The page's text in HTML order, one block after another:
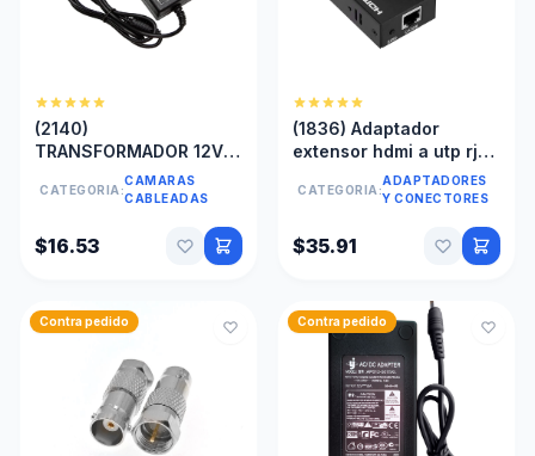
(2140)
TRANSFORMADOR 12V
6A CAMARA SEGURIDAD
CCTV DVR CINTA LED
CATEGORIA:
CAMARAS
CABLEADAS
$16.53
(1836) Adaptador
extensor hdmi a utp rj45
cat5e cat6 hasta 60
mts 1080p hd
CATEGORIA:
ADAPTADORES
Y CONECTORES
$35.91
Contra pedido Contra pedido